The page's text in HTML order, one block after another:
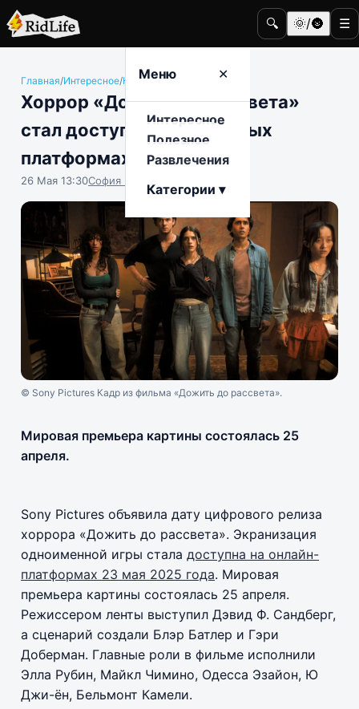
🔍 🌞/🌚 ☰
Меню ✕
Интересное
Полезное
Развлечения
Категории ▾
Главная/Интересное/Кино и телевидение
Хоррор «Дожить до рассвета»
стал доступен на цифровых
платформах
26 Мая 13:30София Насыпова
© Sony Pictures Кадр из фильма «Дожить до рассвета».
Мировая премьера картины состоялась 25
апреля.
Sony Pictures объявила дату цифрового релиза
хоррора «Дожить до рассвета». Экранизация
одноименной игры стала доступна на онлайн-
платформах 23 мая 2025 года. Мировая
премьера картины состоялась 25 апреля.
Режиссером ленты выступил Дэвид Ф. Сандберг,
а сценарий создали Блэр Батлер и Гэри
Доберман. Главные роли в фильме исполнили
Элла Рубин, Майкл Чимино, Одесса Эзайон, Ю
Джи-ён, Бельмонт Камели.